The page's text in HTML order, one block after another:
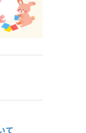
て